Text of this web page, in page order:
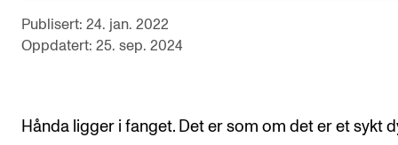
For ansatte og studenter
Publisert: 24. jan. 2022
Oppdatert: 25. sep. 2024
Hånda ligger i fanget. Det er som om det er et sykt